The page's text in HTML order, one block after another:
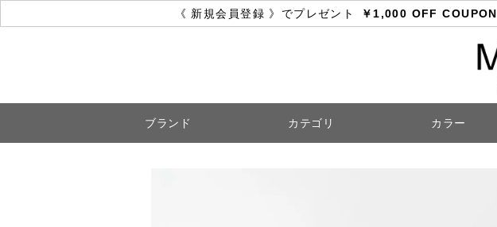
《 新規会員登録 》でプレゼント ￥1,000 OFF COUPON
ブランド カテゴリ カラー